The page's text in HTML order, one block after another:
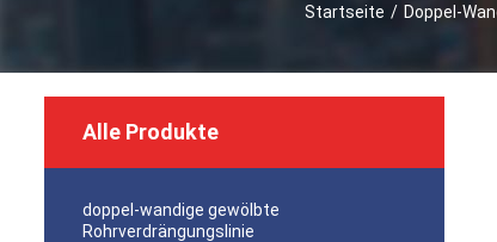
Startseite / Doppel-
Alle Produkte
doppel-wandige gewölbte
Rohrverdrängungslinie